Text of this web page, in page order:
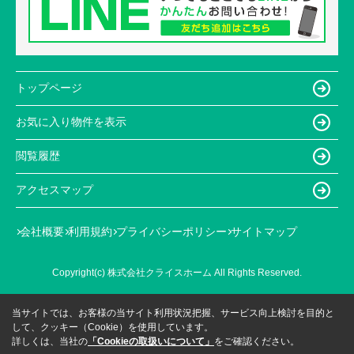
トップページ
お気に入り物件を表示
閲覧履歴
アクセスマップ
会社概要 利用規約 プライバシーポリシー サイトマップ
Copyright(c) 株式会社クライスホーム All Rights Reserved.
当サイトでは、お客様の当サイト利用状況把握、サービス向上検討を目的と
して、クッキー（Cookie）を使用しています。
詳しくは、当社の 「Cookieの取扱いについて」 をご確認ください。